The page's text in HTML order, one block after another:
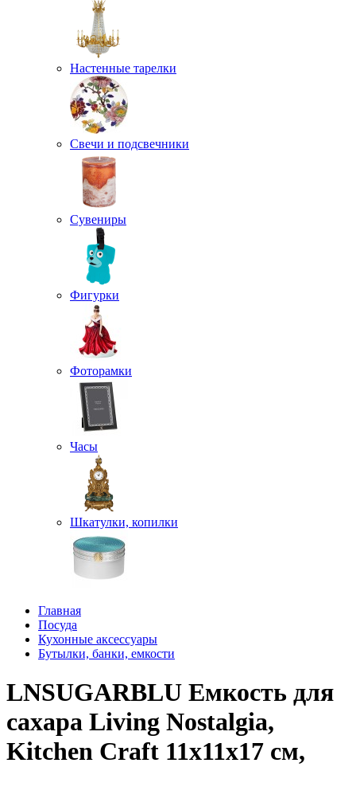
Настенные тарелки
Свечи и подсвечники
Сувениры
Фигурки
Фоторамки
Часы
Шкатулки, копилки
Главная
Посуда
Кухонные аксессуары
Бутылки, банки, емкости
LNSUGARBLU Емкость для
сахара Living Nostalgia,
Kitchen Craft 11х11х17 см,